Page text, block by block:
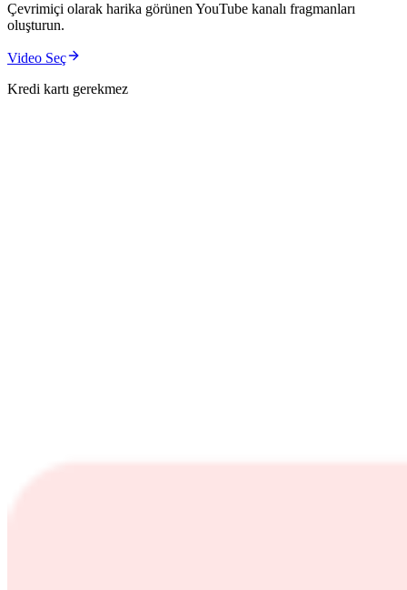
Çevrimiçi olarak harika görünen YouTube kanalı fragmanları
oluşturun.
Video Seç
Kredi kartı gerekmez